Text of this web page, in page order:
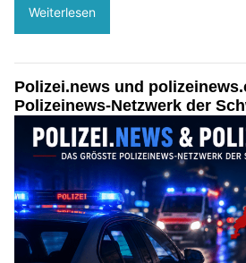
Weiterlesen
Polizei.news und
Polizeinews-Netzwerk der